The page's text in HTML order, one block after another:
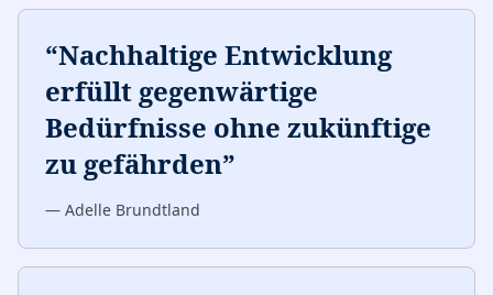
“Nachhaltige Entwicklung
erfüllt gegenwärtige
Bedürfnisse ohne zukünftige
zu gefährden”
— Adelle Brundtland